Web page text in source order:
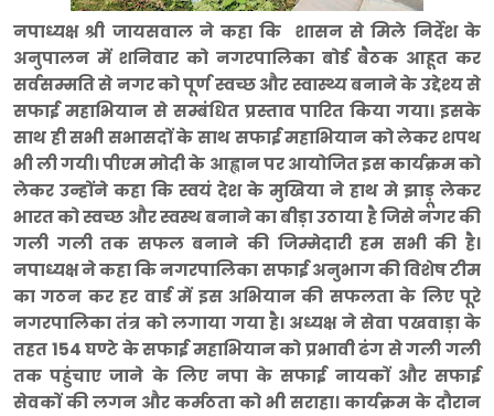
नपाध्यक्ष श्री जायसवाल ने कहा कि शासन से मिले निर्देश के
अनुपालन में शनिवार को नगरपालिका बोर्ड बैठक आहूत कर
सर्वसम्मति से नगर को पूर्ण स्वच्छ और स्वास्थ्य बनाने के उद्देश्य से
सफाई महाभियान से सम्बंधित प्रस्ताव पारित किया गया। इसके
साथ ही सभी सभासदों के साथ सफाई महाभियान को लेकर शपथ
भी ली गयी। पीएम मोदी के आह्वान पर आयोजित इस कार्यक्रम को
लेकर उन्होंने कहा कि स्वयं देश के मुखिया ने हाथ मे झाड़ू लेकर
भारत को स्वच्छ और स्वस्थ बनाने का बीड़ा उठाया है जिसे नगर की
गली गली तक सफल बनाने की जिम्मेदारी हम सभी की है।
नपाध्यक्ष ने कहा कि नगरपालिका सफाई अनुभाग की विशेष टीम
का गठन कर हर वार्ड में इस अभियान की सफलता के लिए पूरे
नगरपालिका तंत्र को लगाया गया है। अध्यक्ष ने सेवा पखवाड़ा के
तहत 154 घण्टे के सफाई महाभियान को प्रभावी ढंग से गली गली
तक पहुंचाए जाने के लिए नपा के सफाई नायकों और सफाई
सेवकों की लगन और कर्मठता को भी सराहा। कार्यक्रम के दौरान